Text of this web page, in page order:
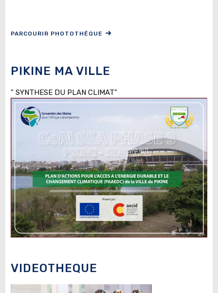
PARCOURIR PHOTOTHÉQUE
PIKINE MA VILLE
" SYNTHESE DU PLAN CLIMAT"
VIDEOTHEQUE